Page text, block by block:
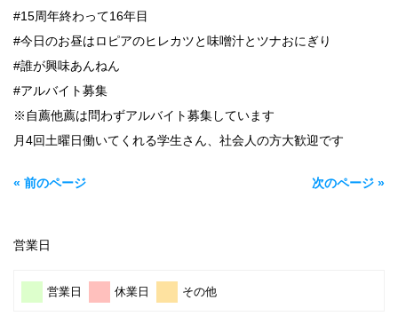
#15周年終わって16年目
#今日のお昼はロピアのヒレカツと味噌汁とツナおにぎり
#誰が興味あんねん
#アルバイト募集
※自薦他薦は問わずアルバイト募集しています
月4回土曜日働いてくれる学生さん、社会人の方大歓迎です
« 前のページ 次のページ »
営業日
営業日 休業日 その他